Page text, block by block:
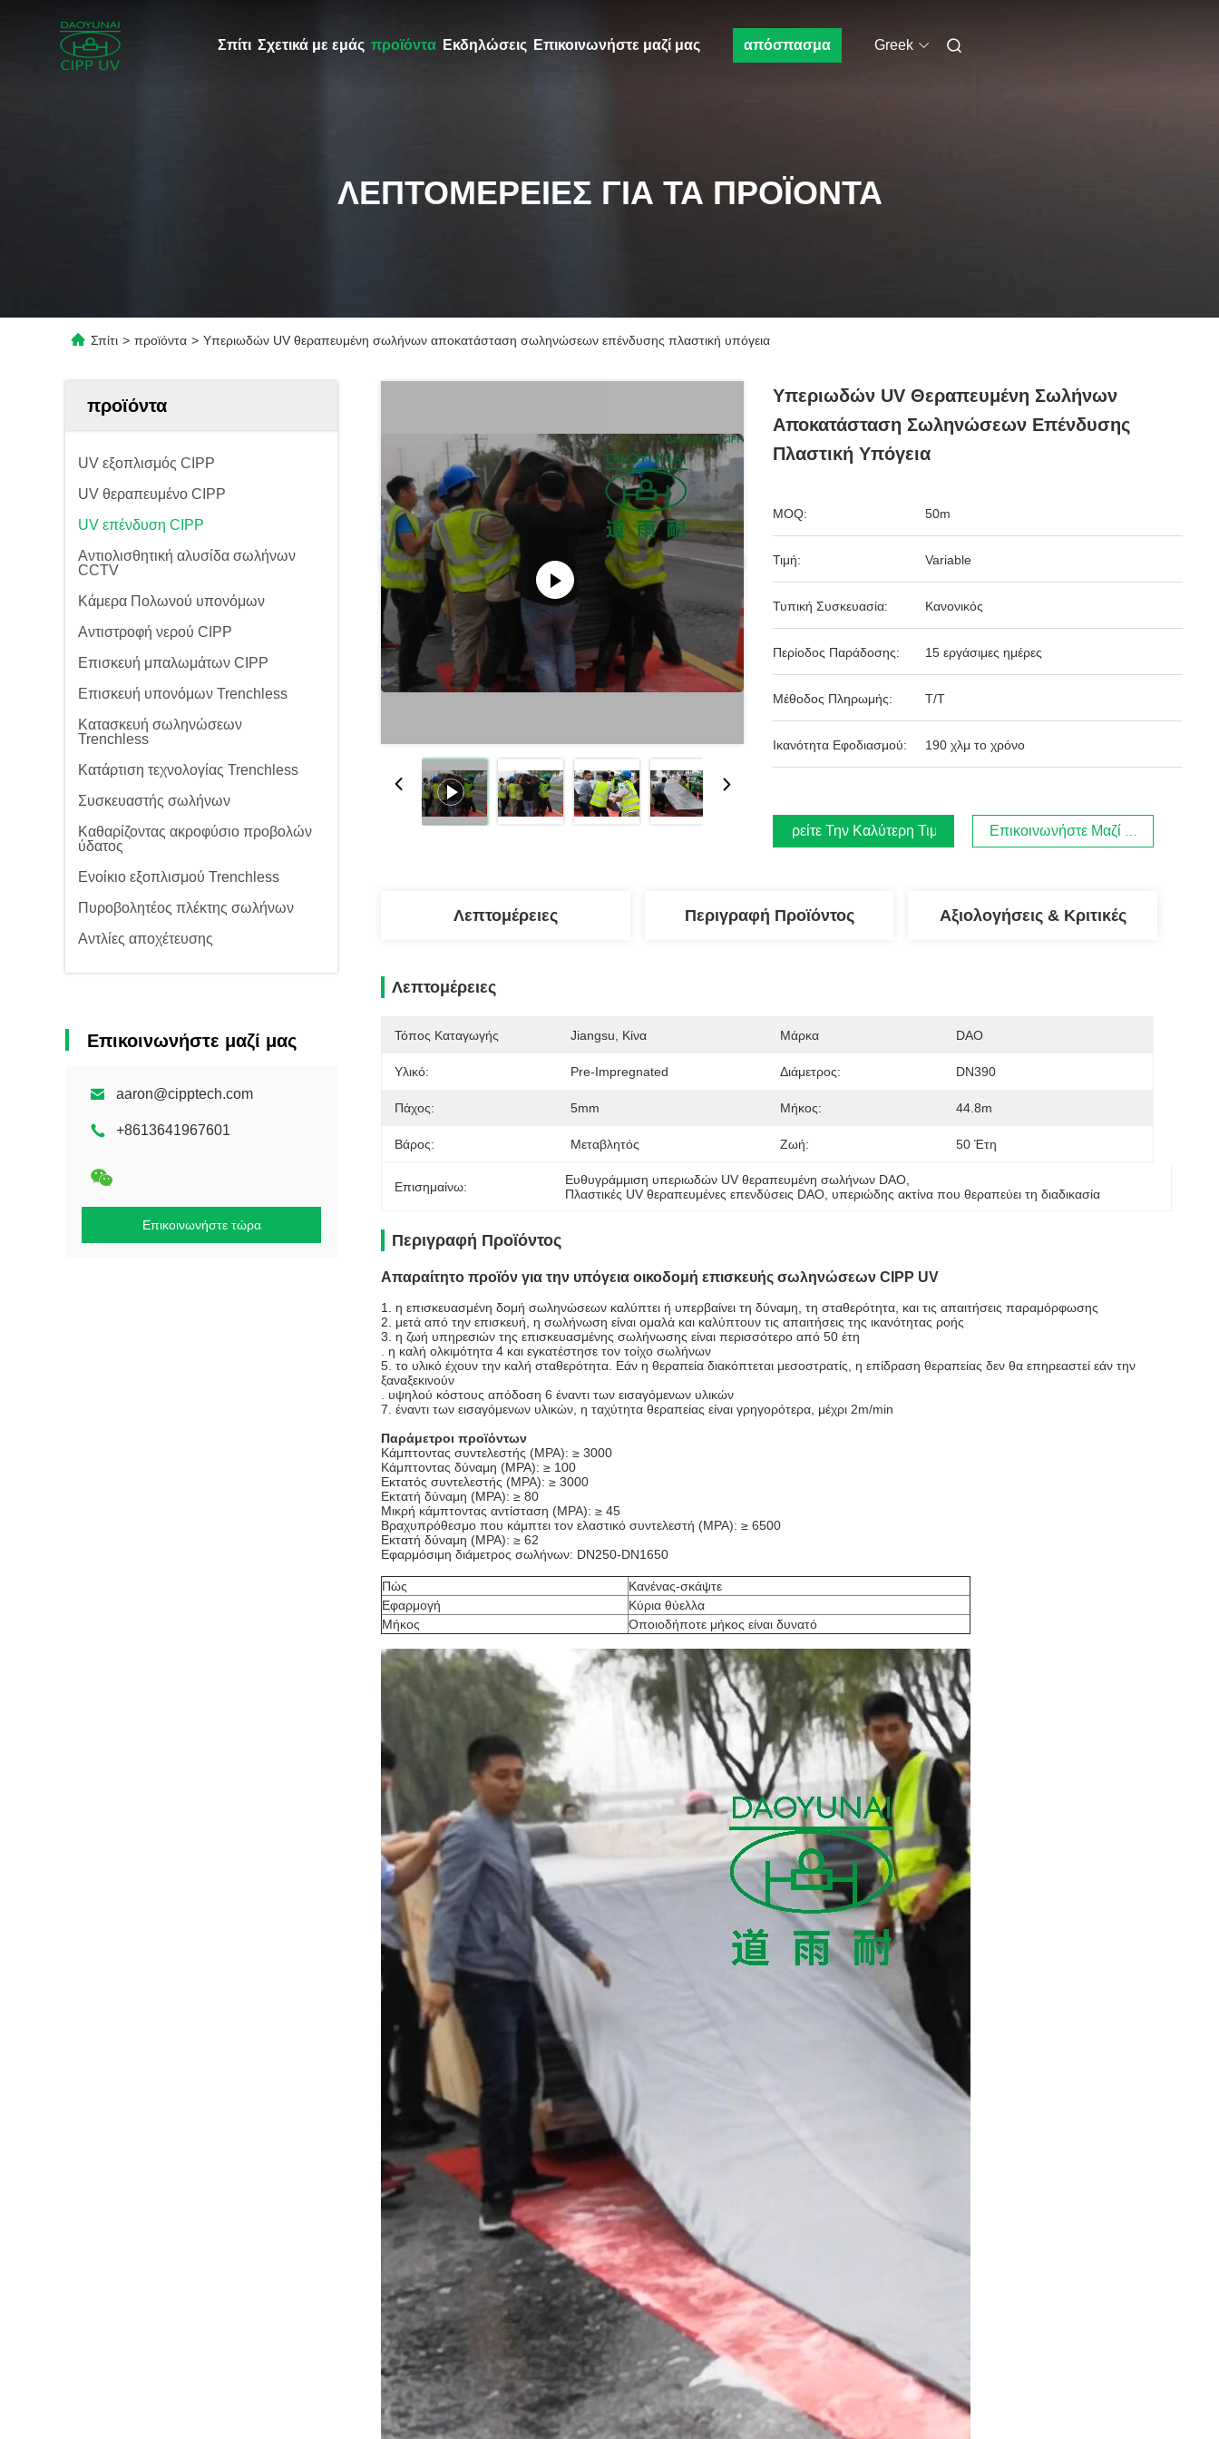
Σπίτι Σχετικά με εμάς προϊόντα Εκδηλώσεις Επικοινωνήστε μαζί μας απόσπασμα Greek
ΛΕΠΤΟΜΈΡΕΙΕΣ ΓΙΑ ΤΑ ΠΡΟΪΌΝΤΑ
Σπίτι > προϊόντα > Υπεριωδών UV θεραπευμένη σωλήνων αποκατάσταση σωληνώσεων επένδυσης πλαστική υπόγεια
προϊόντα
UV εξοπλισμός CIPP
UV θεραπευμένο CIPP
UV επένδυση CIPP
Αντιολισθητική αλυσίδα σωλήνων
CCTV
Κάμερα Πολωνού υπονόμων
Αντιστροφή νερού CIPP
Επισκευή μπαλωμάτων CIPP
Επισκευή υπονόμων Trenchless
Κατασκευή σωληνώσεων
Trenchless
Κατάρτιση τεχνολογίας Trenchless
Συσκευαστής σωλήνων
Καθαρίζοντας ακροφύσιο προβολών
ύδατος
Ενοίκιο εξοπλισμού Trenchless
Πυροβολητέος πλέκτης σωλήνων
Αντλίες αποχέτευσης
Επικοινωνήστε μαζί μας
aaron@cipptech.com
+8613641967601
Επικοινωνήστε τώρα
Υπεριωδών UV Θεραπευμένη Σωλήνων
Αποκατάσταση Σωληνώσεων Επένδυσης
Πλαστική Υπόγεια
MOQ: 50m
Τιμή: Variable
Τυπική Συσκευασία: Κανονικός
Περίοδος Παράδοσης: 15 εργάσιμες ημέρες
Μέθοδος Πληρωμής: T/T
Ικανότητα Εφοδιασμού: 190 χλμ το χρόνο
Βρείτε Την Καλύτερη Τιμή Επικοινωνήστε Μαζί Μας
Λεπτομέρειες Περιγραφή Προϊόντος Αξιολογήσεις & Κριτικές
Λεπτομέρειες
Τόπος Καταγωγής Jiangsu, Κίνα Μάρκα DAO
Υλικό: Pre-Impregnated Διάμετρος: DN390
Πάχος: 5mm Μήκος: 44.8m
Βάρος: Μεταβλητός Ζωή: 50 Έτη
Επισημαίνω: Ευθυγράμμιση υπεριωδών UV θεραπευμένη σωλήνων DAO
Πλαστικές UV θεραπευμένες επενδύσεις DAO υπεριώδης ακτίνα που θεραπεύει τη διαδικασία
Περιγραφή Προϊόντος
Απαραίτητο προϊόν για την υπόγεια οικοδομή επισκευής σωληνώσεων CIPP UV
1. η επισκευασμένη δομή σωληνώσεων καλύπτει ή υπερβαίνει τη δύναμη, τη σταθερότητα, και τις απαιτήσεις παραμόρφωσης
2. μετά από την επισκευή, η σωλήνωση είναι ομαλά και καλύπτουν τις απαιτήσεις της ικανότητας ροής
3. η ζωή υπηρεσιών της επισκευασμένης σωλήνωσης είναι περισσότερο από 50 έτη
. η καλή ολκιμότητα 4 και εγκατέστησε τον τοίχο σωλήνων
5. το υλικό έχουν την καλή σταθερότητα. Εάν η θεραπεία διακόπτεται μεσοστρατίς, η επίδραση θεραπείας δεν θα επηρεαστεί εάν την
ξαναξεκινούν
. υψηλού κόστους απόδοση 6 έναντι των εισαγόμενων υλικών
7. έναντι των εισαγόμενων υλικών, η ταχύτητα θεραπείας είναι γρηγορότερα, μέχρι 2m/min
Παράμετροι προϊόντων
Κάμπτοντας συντελεστής (MPA): ≥ 3000
Κάμπτοντας δύναμη (MPA): ≥ 100
Εκτατός συντελεστής (MPA): ≥ 3000
Εκτατή δύναμη (MPA): ≥ 80
Μικρή κάμπτοντας αντίσταση (MPA): ≥ 45
Βραχυπρόθεσμο που κάμπτει τον ελαστικό συντελεστή (MPA): ≥ 6500
Εκτατή δύναμη (MPA): ≥ 62
Εφαρμόσιμη διάμετρος σωλήνων: DN250-DN1650
Πώς
Κανένας-σκάψτε
Εφαρμογή
Κύρια θύελλα
Μήκος
Οποιοδήποτε μήκος είναι δυνατό